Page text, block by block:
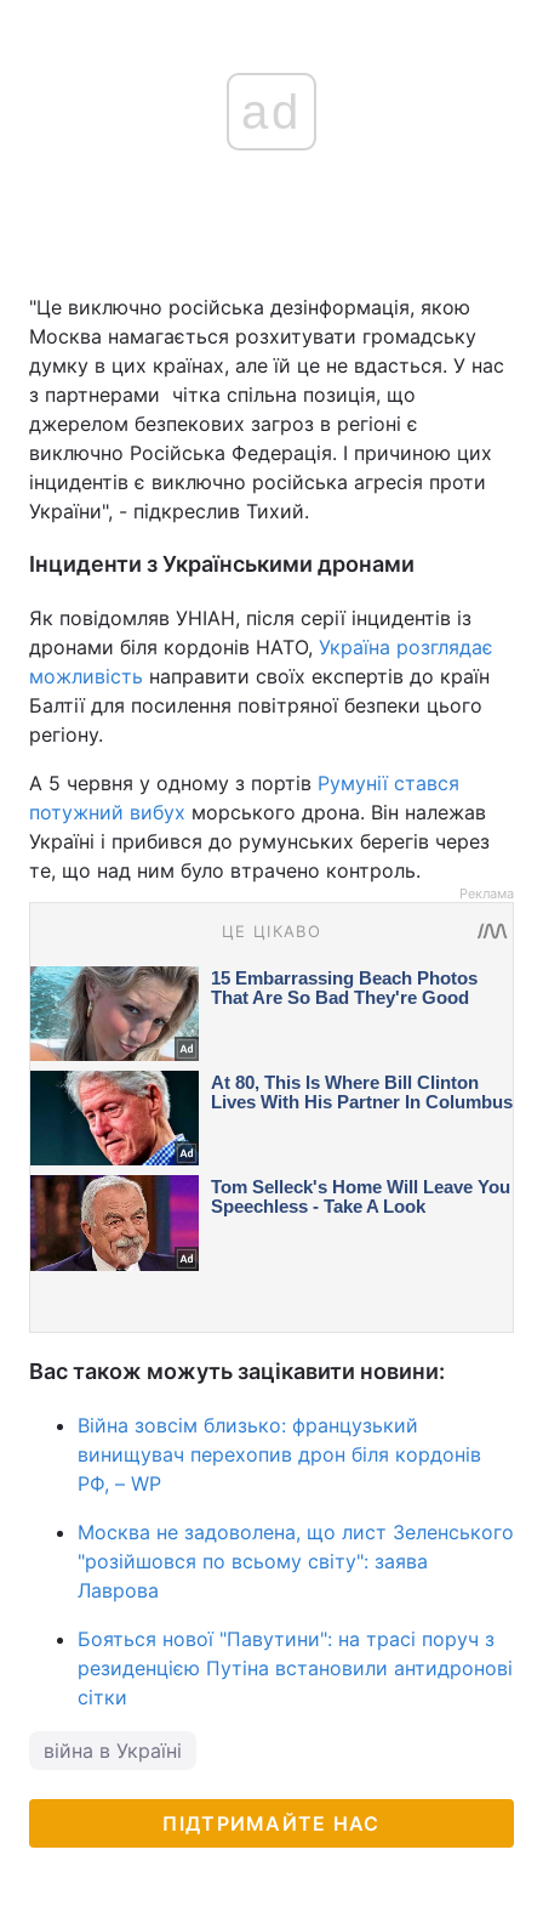
ad
"Це виключно російська дезінформація, якою
Москва намагається розхитувати громадську
думку в цих країнах, але їй це не вдасться. У нас
з партнерами чітка спільна позиція, що
джерелом безпекових загроз в регіоні є
виключно Російська Федерація. І причиною цих
інцидентів є виключно російська агресія проти
України", - підкреслив Тихий.
Інциденти з Українськими дронами
Як повідомляв УНІАН, після серії інцидентів із
дронами біля кордонів НАТО, Україна розглядає
можливість направити своїх експертів до країн
Балтії для посилення повітряної безпеки цього
регіону.
А 5 червня у одному з портів Румунії стався
потужний вибух морського дрона. Він належав
Україні і прибився до румунських берегів через
те, що над ним було втрачено контроль.
Реклама
Вас також можуть зацікавити новини:
Війна зовсім близько: французький
винищувач перехопив дрон біля кордонів
РФ, – WP
Москва не задоволена, що лист Зеленського
"розійшовся по всьому світу": заява
Лаврова
Бояться нової "Павутини": на трасі поруч з
резиденцією Путіна встановили антидронові
сітки
війна в Україні
ПІДТРИМАЙТЕ НАС